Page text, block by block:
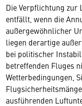
Die Verpflichtung zur
entfällt, wenn die
außergewöhnlicher
liegen derartige
bei politischer
betreffenden Fluges
Wetterbedingungen,
ausführenden